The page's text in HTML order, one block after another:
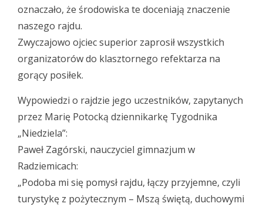
oznaczało, że środowiska te doceniają znaczenie
naszego rajdu.
Zwyczajowo ojciec superior zaprosił wszystkich
organizatorów do klasztornego refektarza na
gorący posiłek.
Wypowiedzi o rajdzie jego uczestników, zapytanych
przez Marię Potocką dziennikarkę Tygodnika
„Niedziela”:
Paweł Zagórski, nauczyciel gimnazjum w
Radziemicach:
„Podoba mi się pomysł rajdu, łączy przyjemne, czyli
turystykę z pożytecznym – Mszą świętą, duchowymi